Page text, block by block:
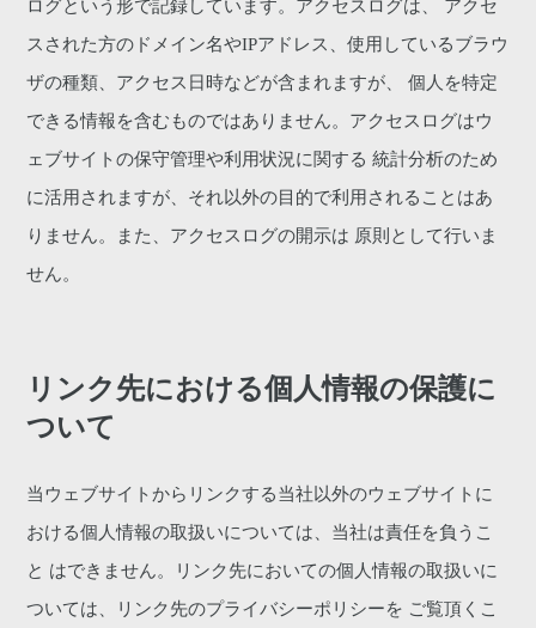
ログという形で記録しています。アクセスログは、 アクセ
スされた方のドメイン名やIPアドレス、使用しているブラウ
ザの種類、アクセス日時などが含まれますが、 個人を特定
できる情報を含むものではありません。アクセスログはウ
ェブサイトの保守管理や利用状況に関する 統計分析のため
に活用されますが、それ以外の目的で利用されることはあ
りません。また、アクセスログの開示は 原則として行いま
せん。
リンク先における個人情報の保護に
ついて
当ウェブサイトからリンクする当社以外のウェブサイトに
おける個人情報の取扱いについては、当社は責任を負うこ
と はできません。リンク先においての個人情報の取扱いに
ついては、リンク先のプライバシーポリシーを ご覧頂くこ